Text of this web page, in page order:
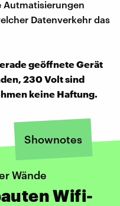
Autmatisierungen
Datenverkehr das
geöffnete Gerät
230 Volt sind
keine Haftung.
Shownotes
Wände
Wifi-